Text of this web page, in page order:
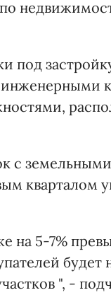
под
с
кварталом
на 5-7%
будет
", -